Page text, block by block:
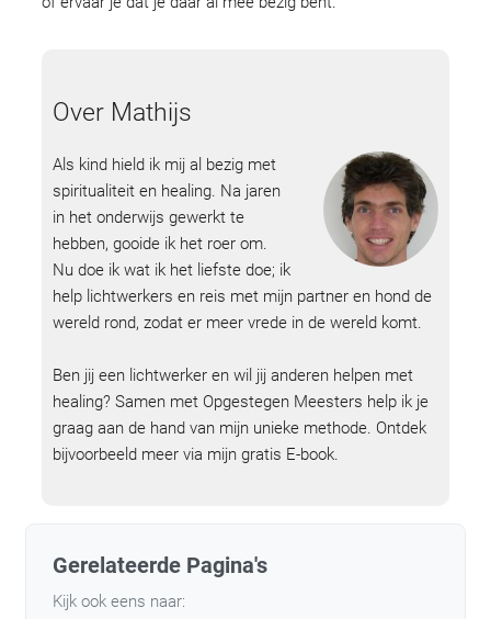
Over Mathijs
Als kind hield ik mij al bezig met
spiritualiteit en healing. Na jaren
in het onderwijs gewerkt te
hebben, gooide ik het roer om.
Nu doe ik wat ik het liefste doe; ik
help lichtwerkers en reis met mijn partner en hond de
wereld rond, zodat er meer vrede in de wereld komt.
Ben jij een lichtwerker en wil jij anderen helpen met
healing? Samen met Opgestegen Meesters help ik je
graag aan de hand van mijn unieke methode. Ontdek
bijvoorbeeld meer via mijn gratis E-book.
Gerelateerde Pagina's
Kijk ook eens naar: